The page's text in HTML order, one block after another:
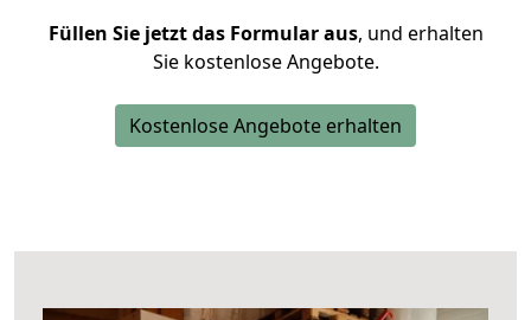
Füllen Sie jetzt das Formular aus, und erhalten
Sie kostenlose Angebote.
Kostenlose Angebote erhalten